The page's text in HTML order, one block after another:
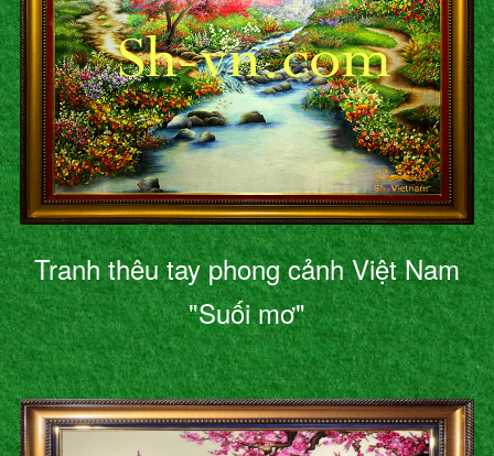
Tranh thêu tay phong cảnh Việt Nam
"Suối mơ"